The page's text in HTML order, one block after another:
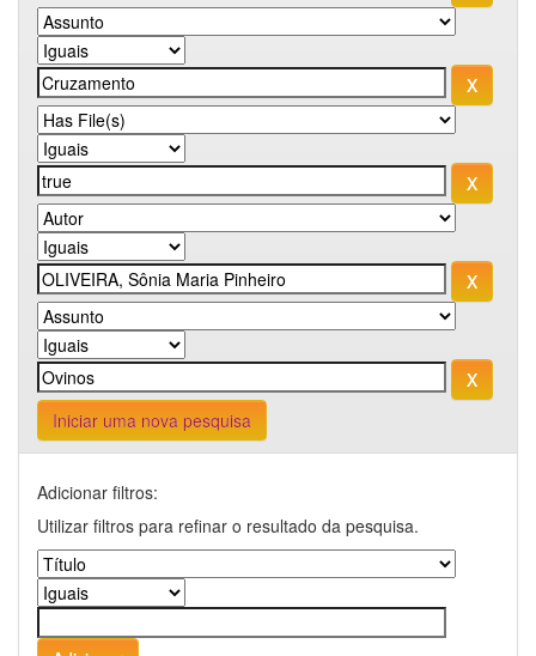
Iniciar uma nova pesquisa
Adicionar filtros:
Utilizar filtros para refinar o resultado da pesquisa.